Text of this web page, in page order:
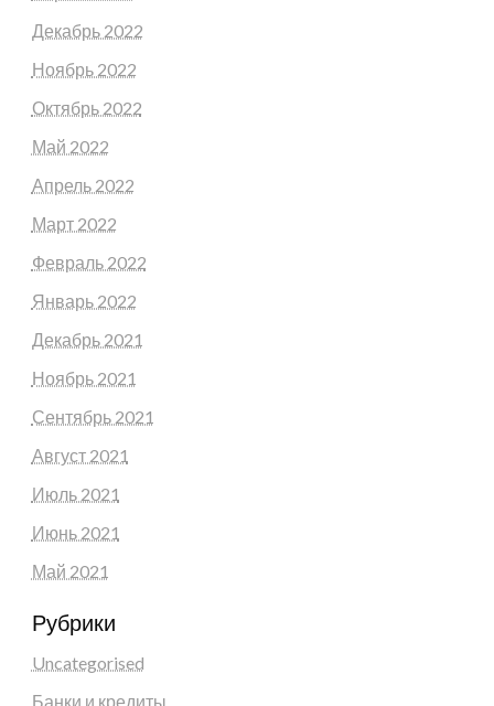
Декабрь 2022
Ноябрь 2022
Октябрь 2022
Май 2022
Апрель 2022
Март 2022
Февраль 2022
Январь 2022
Декабрь 2021
Ноябрь 2021
Сентябрь 2021
Август 2021
Июль 2021
Июнь 2021
Май 2021
Рубрики
Uncategorised
Банки и кредиты